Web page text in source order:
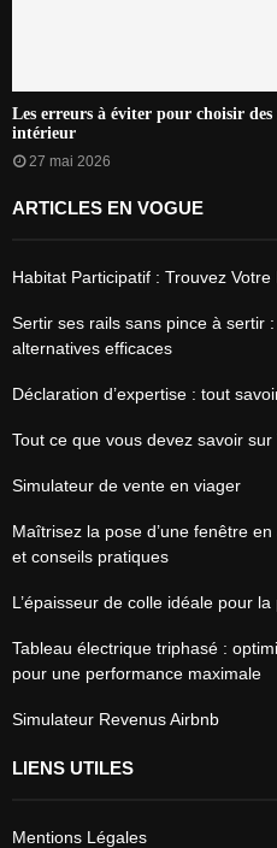
Les erreurs à éviter pour choisir
intérieur
27 mai 2026
ARTICLES EN VOGUE
Habitat Participatif : Trouvez Votre
Sertir ses rails sans pince à sertir
alternatives efficaces
Déclaration d’expertise : tout
Tout ce que vous devez savoir sur
Simulateur de vente en viager
Maîtrisez la pose d’une fenêtre
et conseils pratiques
L’épaisseur de colle idéale pour
Tableau électrique triphasé :
pour une performance maximale
Simulateur Revenus Airbnb
LIENS UTILES
Mentions Légales